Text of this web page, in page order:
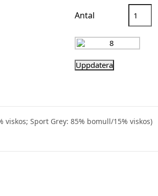
Antal
Sport Grey: 85% bomull/15% viskos)